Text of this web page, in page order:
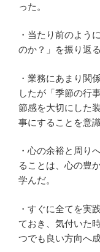
った。
・当たり前のよう
のか？」を振り返
・業務にあまり関
したが「季節の行
節感を大切にした
事にすることを意
・心の余裕と周り
ることは、心の豊
学んだ。
・すぐに全てを実
ておき、気付いた
つでも良い方向へ